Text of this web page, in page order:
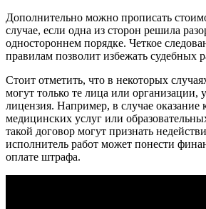
Дополнительно можно прописать
случае, если одна из сторон решила
одностороннем порядке. Четкое
правилам позволит избежать судебных
Стоит отметить, что в некоторых
могут только те лица или организации,
лицензия. Например, в случае оказание
медицинских услуг или
такой договор могут признать
исполнитель работ может понести
оплате штрафа.